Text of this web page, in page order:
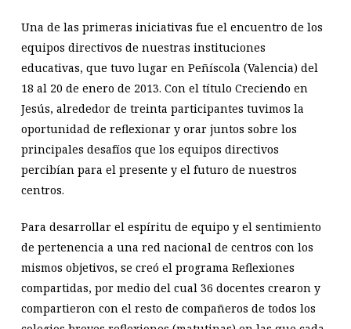
Una de las primeras iniciativas fue el encuentro de los
equipos directivos de nuestras instituciones
educativas, que tuvo lugar en Peñíscola (Valencia) del
18 al 20 de enero de 2013. Con el título Creciendo en
Jesús, alrededor de treinta participantes tuvimos la
oportunidad de reflexionar y orar juntos sobre los
principales desafíos que los equipos directivos
percibían para el presente y el futuro de nuestros
centros.
Para desarrollar el espíritu de equipo y el sentimiento
de pertenencia a una red nacional de centros con los
mismos objetivos, se creó el programa Reflexiones
compartidas, por medio del cual 36 docentes crearon y
compartieron con el resto de compañeros de todos los